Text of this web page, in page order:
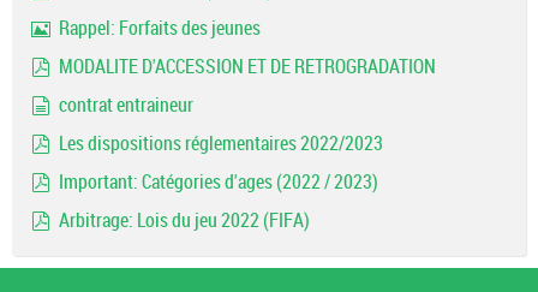
Rappel: Forfaits des jeunes
MODALITE D'ACCESSION ET DE RETROGRADATION
contrat entraineur
Les dispositions réglementaires 2022/2023
Important: Catégories d'ages (2022 / 2023)
Arbitrage: Lois du jeu 2022 (FIFA)